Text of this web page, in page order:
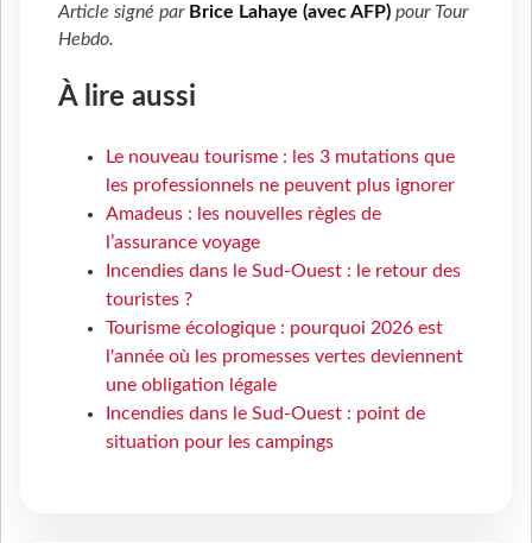
Article signé par Brice Lahaye (avec AFP) pour Tour
Hebdo.
À lire aussi
Le nouveau tourisme : les 3 mutations que
les professionnels ne peuvent plus ignorer
Amadeus : les nouvelles règles de
l’assurance voyage
Incendies dans le Sud-Ouest : le retour des
touristes ?
Tourisme écologique : pourquoi 2026 est
l'année où les promesses vertes deviennent
une obligation légale
Incendies dans le Sud-Ouest : point de
situation pour les campings